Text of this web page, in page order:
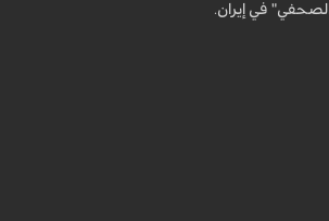
الصحفي" في إيران.